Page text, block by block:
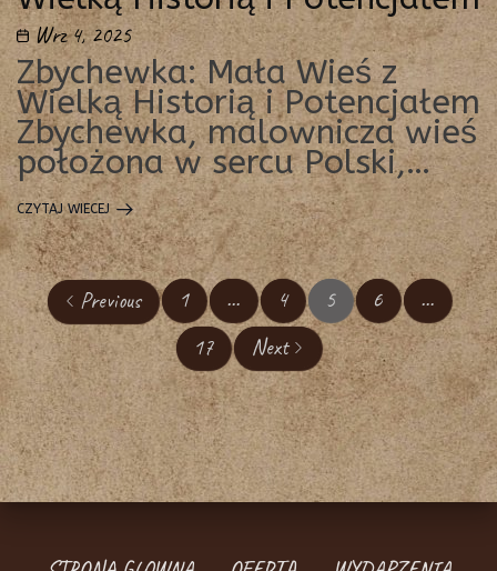
Wrz 4, 2025
Zbychewka: Mała Wieś z
Wielką Historią i Potencjałem
Zbychewka, malownicza wieś
położona w sercu Polski,…
CZYTAJ WIECEJ
Previous 1 … 4 5 6
…
17
Next